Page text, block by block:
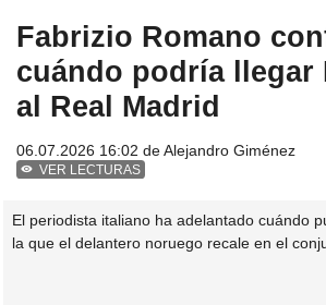
Fabrizio Romano
cuándo podría llegar
al Real Madrid
06.07.2026 16:02 deAlejandro Giménez
VER LECTURAS
El periodista italiano ha adelantado cuándo
la que el delantero noruego recale en el